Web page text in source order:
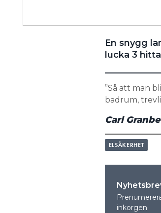
En snygg
lucka 3
”Så att man
badrum,
Carl
ELSÄKERHET
inkorgen